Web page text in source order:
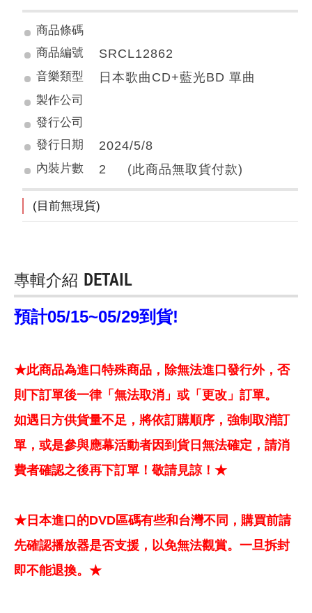
商品條碼
商品編號
SRCL12862
音樂類型 日本歌曲CD+藍光BD 單曲
製作公司
發行公司
發行日期
2024/5/8
內裝片數 2 (此商品無取貨付款)
(目前無現貨)
專輯介紹 DETAIL
預計05/15~05/29到貨!
★此商品為進口特殊商品，除無法進口發行外，否
則下訂單後一律「無法取消」或「更改」訂單。
如遇日方供貨量不足，將依訂購順序，強制取消訂
單，或是參與應幕活動者因到貨日無法確定，請消
費者確認之後再下訂單！敬請見諒！★
★日本進口的DVD區碼有些和台灣不同，購買前請
先確認播放器是否支援，以免無法觀賞。一旦拆封
即不能退換。★